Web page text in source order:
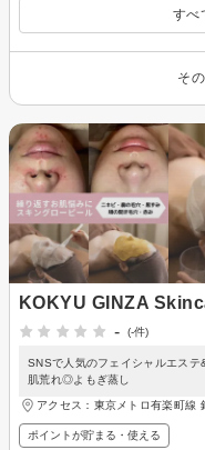
すべ
そ
KOKYU GINZA
-
(-件)
SNSで人気のフェイシャルエス
肌荒れ◎よもぎ蒸し
アクセス：東京メトロ有楽町線
ポイントが貯まる・使える